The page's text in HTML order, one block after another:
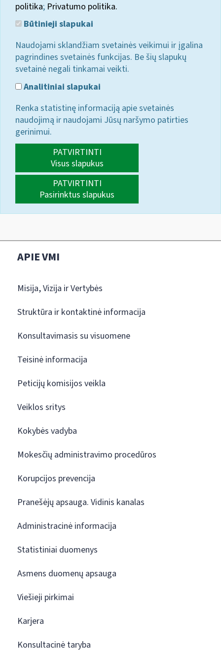
politika; Privatumo politika.
Būtinieji slapukai
Naudojami sklandžiam svetainės veikimui ir įgalina
pagrindines svetainės funkcijas. Be šių slapukų
svetainė negali tinkamai veikti.
Analitiniai slapukai
Renka statistinę informaciją apie svetainės
naudojimą ir naudojami Jūsų naršymo patirties
gerinimui.
PATVIRTINTI
Visus slapukus
PATVIRTINTI
Pasirinktus slapukus
APIE VMI
Misija, Vizija ir Vertybės
Struktūra ir kontaktinė informacija
Konsultavimasis su visuomene
Teisinė informacija
Peticijų komisijos veikla
Veiklos sritys
Kokybės vadyba
Mokesčių administravimo procedūros
Korupcijos prevencija
Pranešėjų apsauga. Vidinis kanalas
Administracinė informacija
Statistiniai duomenys
Asmens duomenų apsauga
Viešieji pirkimai
Karjera
Konsultacinė taryba